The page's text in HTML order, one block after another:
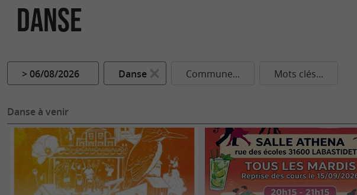
Danse
> 06/08/2026 Danse Commune... Mots clés...
Danse à venir